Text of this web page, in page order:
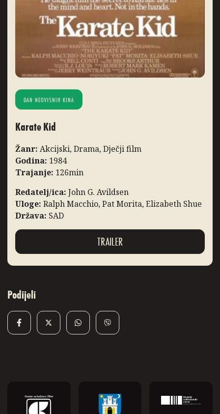
DAN NEOVISNIH KINA
Karate Kid
Žanr: Akcijski, Drama, Dječji film
Godina: 1984
Trajanje: 126min
Redatelj/ica: John G. Avildsen
Uloge: Ralph Macchio, Pat Morita, Elizabeth Shue
Država: SAD
TRAILER
Podijeli